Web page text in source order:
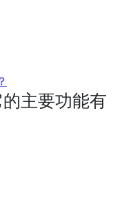
主要功能有